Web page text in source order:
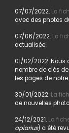
07/07/2022. La
avec des photos
07/06/2022. La
actualisée.
01/02/2022.
nombre de clés
les pages de
30/01/2022. La
de nouvelles
24/12/2021. La
apiarius) a été